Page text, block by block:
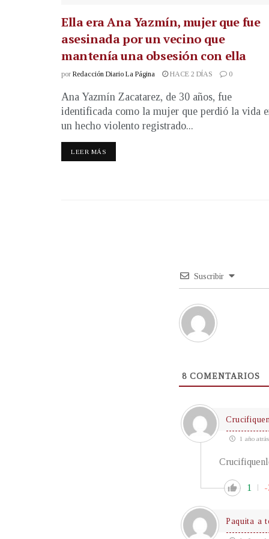
Ella era Ana Yazmín, mujer que fue
asesinada por un vecino que
mantenía una obsesión con ella
por Redacción Diario La Página HACE 2 DÍAS 0
Ana Yazmín Zacatarez, de 30 años, fue
identificada como la mujer que perdió la vida
un hecho violento registrado...
LEER MÁS
Suscribir
8 COMENTARIOS
1 año atrás
1
Paquita a